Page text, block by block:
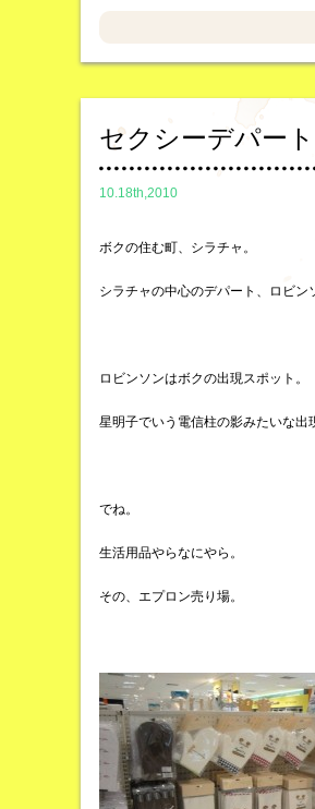
セクシーデパート
10.18th,2010
ボクの住む町、シラチャ。
シラチャの中心のデパート、ロビン
ロビンソンはボクの出現スポット。
星明子でいう電信柱の影みたいな出
でね。
生活用品やらなにやら。
その、エプロン売り場。